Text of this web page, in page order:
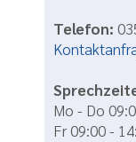
Telefon:
Mo - Do
Fr 09:00 -